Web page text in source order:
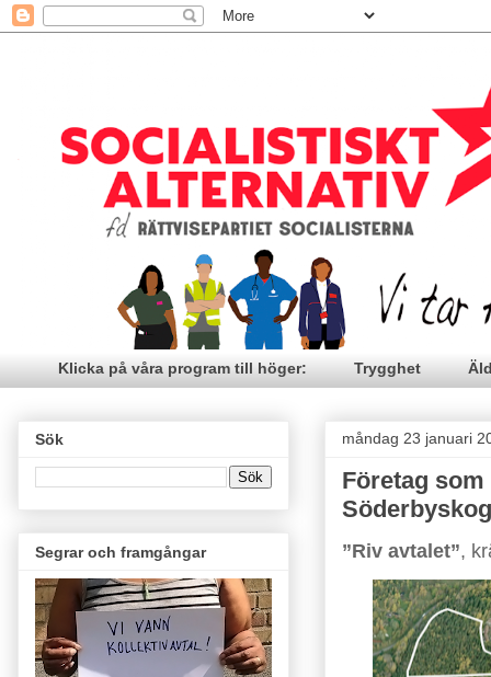
Klicka på våra program till höger: Trygghet
måndag 23 januari
Företag
”Riv avtalet”,
Sök
Segrar och framgångar